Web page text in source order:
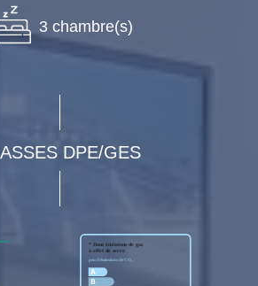
3 chambre(s)
DPE/GES